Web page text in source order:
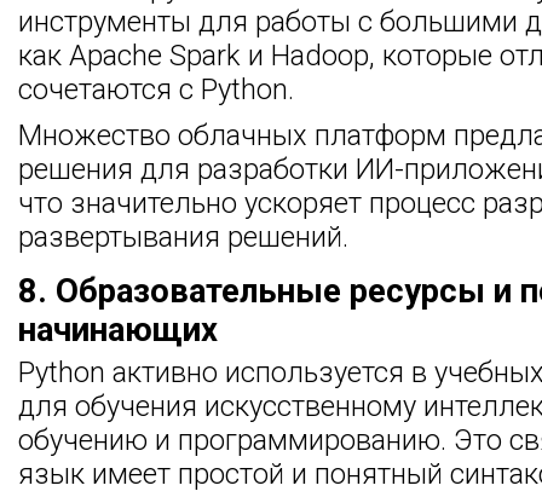
инструменты для работы с большими
как Apache Spark и Hadoop, которые
сочетаются с Python.
Множество облачных платформ
решения для разработки ИИ-
что значительно ускоряет процесс
развертывания решений.
8. Образовательные ресурсы и
начинающих
Python активно используется в
для обучения искусственному
обучению и программированию. Это
язык имеет простой и понятный